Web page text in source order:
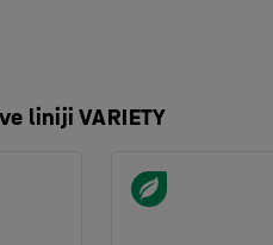
liniji VARIETY